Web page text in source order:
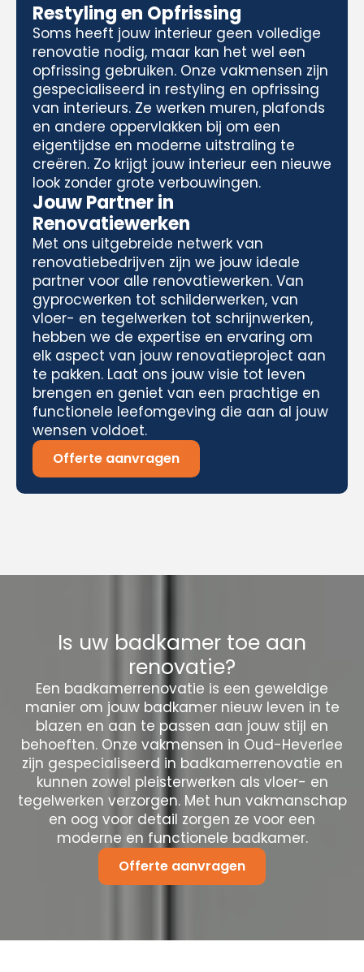
Restyling en Opfrissing
Soms heeft jouw interieur geen volledige
renovatie nodig, maar kan het wel een
opfrissing gebruiken. Onze vakmensen zijn
gespecialiseerd in restyling en opfrissing
van interieurs. Ze werken muren, plafonds
en andere oppervlakken bij om een
eigentijdse en moderne uitstraling te
creëren. Zo krijgt jouw interieur een nieuwe
look zonder grote verbouwingen.
Jouw Partner in
Renovatiewerken
Met ons uitgebreide netwerk van
renovatiebedrijven zijn we jouw ideale
partner voor alle renovatiewerken. Van
gyprocwerken tot schilderwerken, van
vloer- en tegelwerken tot schrijnwerken,
hebben we de expertise en ervaring om
elk aspect van jouw renovatieproject aan
te pakken. Laat ons jouw visie tot leven
brengen en geniet van een prachtige en
functionele leefomgeving die aan al jouw
wensen voldoet.
Offerte aanvragen
Is uw badkamer toe aan
renovatie?
Een badkamerrenovatie is een geweldige
manier om jouw badkamer nieuw leven in te
blazen en aan te passen aan jouw stijl en
behoeften. Onze vakmensen in Oud-Heverlee
zijn gespecialiseerd in badkamerrenovatie en
kunnen zowel pleisterwerken als vloer- en
tegelwerken verzorgen. Met hun vakmanschap
en oog voor detail zorgen ze voor een
moderne en functionele badkamer.
Offerte aanvragen